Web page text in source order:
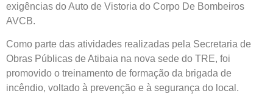
exigências do Auto de Vistoria do Corpo De Bombeiros
AVCB.
Como parte das atividades realizadas pela Secretaria de
Obras Públicas de Atibaia na nova sede do TRE, foi
promovido o treinamento de formação da brigada de
incêndio, voltado à prevenção e à segurança do local.